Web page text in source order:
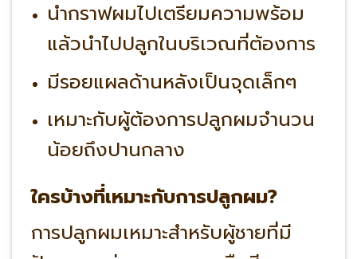
นำกราฟผมไปเตรียมความพร้อม
แล้วนำไปปลูกในบริเวณที่ต้องการ
มีรอยแผลด้านหลังเป็นจุดเล็กๆ
เหมาะกับผู้ต้องการปลูกผมจำนวน
น้อยถึงปานกลาง
ใครบ้างที่เหมาะกับการปลูกผม?
การปลูกผมเหมาะสำหรับผู้ชายที่มี